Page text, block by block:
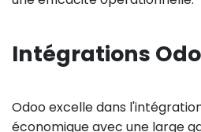
Intégrations
Odoo excelle dans
économique avec une large